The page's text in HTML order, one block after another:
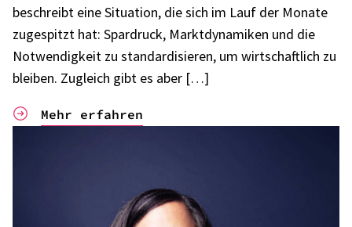
beschreibt eine Situa­tion, die sich im Lauf der Monate
zuge­spitzt hat: Spar­druck, Markt­dy­na­mi­ken und die
Notwen­dig­keit zu stan­dar­di­sie­ren, um wirt­schaft­lich zu
blei­ben. Zugleich gibt es aber […]
Mehr erfahren